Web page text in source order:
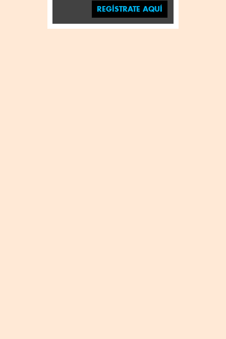
REGÍSTRATE AQUÍ